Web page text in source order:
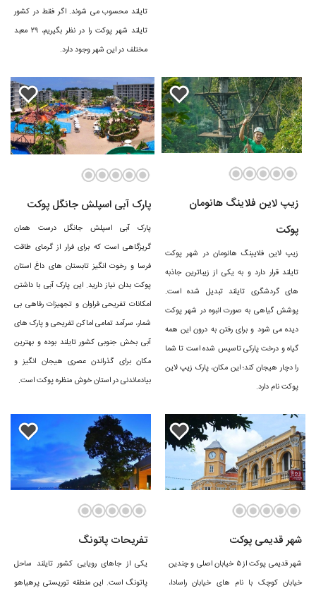
تایلند محسوب می ‌شوند. اگر فقط در کشور
تایلند شهر پوکت را در نظر بگیریم، ۲۹ معبد
مختلف در این شهر وجود دارد.
زیپ لاین فلاینگ هانومان
پوکت
زیپ لاین فلایینگ هانومان در شهر پوکت
تایلند قرار دارد و به یکی از زیباترین جاذبه
های گردشگری تایلند تبدیل شده است.
پوشش گیاهی به صورت انبوه در شهر پوکت
دیده می شود و برای رفتن به درون این همه
گیاه و درخت پارکی تاسیس شده است تا شما
را دچار هیجان کند؛ این مکان، پارک زیپ لاین
پوکت نام دارد.
پارک آبی اسپلش جانگل پوکت
پارک آبی اسپلش جانگل درست همان
گریزگاهی است که برای فرار از گرمای طاقت
فرسا و رخوت انگیز تابستان های داغ استان
پوکت بدان نیاز دارید. این پارک آبی با داشتن
امکانات تفریحی فراوان و تجهیزات رفاهی بی
شمار، سرآمد تمامی اماکن تفریحی و پارک های
آبی بخش جنوبی کشور تایلند بوده و بهترین
مکان برای گذراندن عصری هیجان انگیز و
بیادماندنی در استان خوش منظره پوکت است.
شهر قدیمی پوکت
شهر قدیمی پوکت از ۵ خیابان اصلی و چندین
خیابان کوچک با نام های خیابان راسادا،
تفریحات پاتونگ
یکی از جاهای رویایی کشور تایلند ساحل
پاتونگ است. این منطقه توریستی پرهیاهو